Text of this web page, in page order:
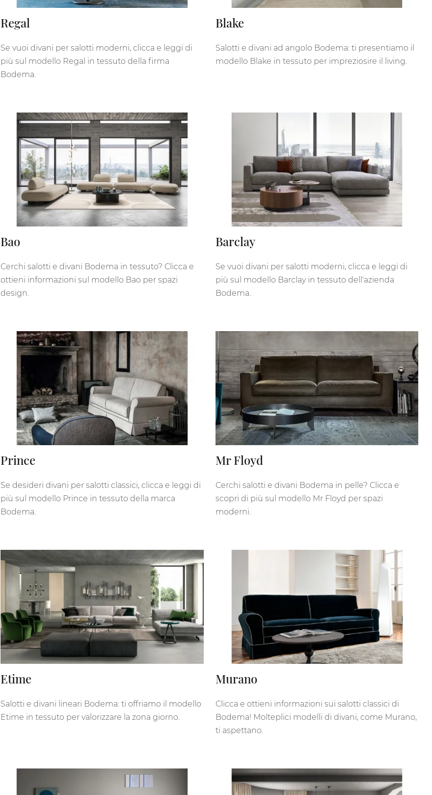
Regal
Se vuoi divani per salotti moderni, clicca e leggi di
più sul modello Regal in tessuto della firma
Bodema.
Blake
Salotti e divani ad angolo Bodema: ti presentiamo il
modello Blake in tessuto per impreziosire il living.
Bao
Cerchi salotti e divani Bodema in tessuto? Clicca e
ottieni informazioni sul modello Bao per spazi
design.
Barclay
Se vuoi divani per salotti moderni, clicca e leggi di
più sul modello Barclay in tessuto dell'azienda
Bodema.
Prince
Se desideri divani per salotti classici, clicca e leggi di
più sul modello Prince in tessuto della marca
Bodema.
Mr Floyd
Cerchi salotti e divani Bodema in pelle? Clicca e
scopri di più sul modello Mr Floyd per spazi
moderni.
Etime
Salotti e divani lineari Bodema: ti offriamo il modello
Etime in tessuto per valorizzare la zona giorno.
Murano
Clicca e ottieni informazioni sui salotti classici di
Bodema! Molteplici modelli di divani, come Murano,
ti aspettano.